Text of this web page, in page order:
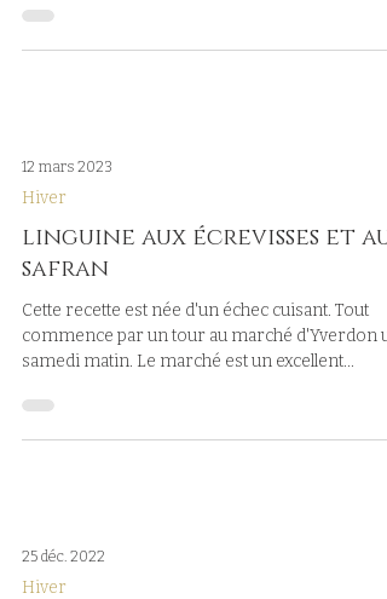
12 mars 2023
Hiver
linguine aux écrevisses et au
safran
Cette recette est née d'un échec cuisant. Tout
commence par un tour au marché d'Yverdon
samedi matin. Le marché est un excellent...
25 déc. 2022
Hiver